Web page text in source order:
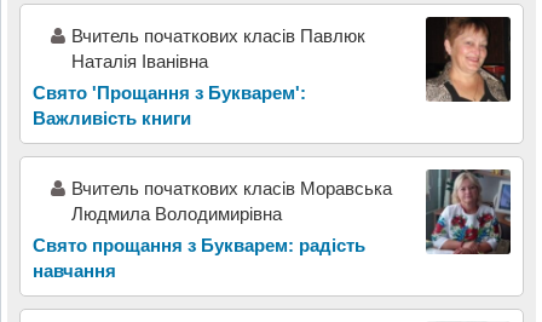
Вчитель початкових класів Павлюк
Наталія Іванівна
Свято 'Прощання з Букварем':
Важливість книги
Вчитель початкових класів Моравська
Людмила Володимирівна
Свято прощання з Букварем: радість
навчання